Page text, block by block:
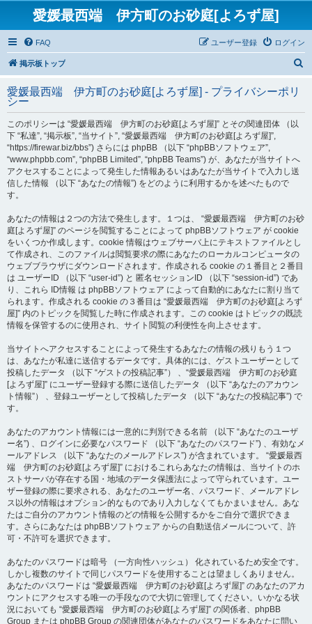
愛媛最西端 伊方町のお砂庭[よろず屋]
FAQ ログイン
ユーザー登録
掲示板トップ
愛媛最西端 伊方町のお砂庭[よろず屋] - プライバシーポリ
シー
このポリシーは “愛媛最西端 伊方町のお砂庭[よろず屋]” とその関連団体 （以
下 “私達”, “掲示板”, “当サイト”, “愛媛最西端 伊方町のお砂庭[よろず屋]”,
“https://firewar.biz/bbs”) さらには phpBB （以下 “phpBBソフトウェア”,
“www.phpbb.com”, “phpBB Limited”, “phpBB Teams”) が、あなたが当サイトへ
アクセスすることによって発生した情報あるいはあなたが当サイトで入力し送
信した情報 （以下 “あなたの情報”) をどのように利用するかを述べたもので
す。
あなたの情報は２つの方法で発生します。１つは、 “愛媛最西端 伊方町のお砂
庭[よろず屋]” のページを閲覧することによって phpBBソフトウェア が cookie
をいくつか作成します。cookie 情報はウェブサーバ上にテキストファイルとし
て作成され、このファイルは閲覧要求の際にあなたのローカルコンピュータの
ウェブブラウザにダウンロードされます。作成される cookie の１番目と２番目
は ユーザーID （以下 “user-id”) と 匿名セッションID （以下 “session-id”) であ
り、これら ID情報 は phpBBソフトウェア によって自動的にあなたに割り当て
られます。作成される cookie の３番目は “愛媛最西端 伊方町のお砂庭[よろず
屋]” 内のトピックを閲覧した時に作成されます。この cookie はトピックの既読
情報を保管するのに使用され、サイト閲覧の利便性を向上させます。
当サイトへアクセスすることによって発生するあなたの情報の残りもう１つ
は、あなたが私達に送信するデータです。具体的には、ゲストユーザーとして
投稿したデータ （以下 “ゲストの投稿記事”） 、“愛媛最西端 伊方町のお砂庭
[よろず屋]” にユーザー登録する際に送信したデータ （以下 “あなたのアカウン
ト情報”） 、登録ユーザーとして投稿したデータ （以下 “あなたの投稿記事”) で
す。
あなたのアカウント情報には一意的に判別できる名前 （以下 “あなたのユーザ
ー名”) 、ログインに必要なパスワード （以下 “あなたのパスワード”) 、有効なメ
ールアドレス （以下 “あなたのメールアドレス”) が含まれています。 “愛媛最西
端 伊方町のお砂庭[よろず屋]” におけるこれらあなたの情報は、当サイトのホ
ストサーバが存在する国・地域のデータ保護法によって守られています。ユー
ザー登録の際に要求される、あなたのユーザー名、パスワード、メールアドレ
ス以外の情報はオプション的なものであり入力しなくてもかまいません。あな
たはご自分のアカウント情報のどの情報を公開するかをご自分で選択できま
す。さらにあなたは phpBBソフトウェア からの自動送信メールについて、許
可・不許可を選択できます。
あなたのパスワードは暗号 （一方向性ハッシュ） 化されているため安全です。
しかし複数のサイトで同じパスワードを使用することは望ましくありません。
あなたのパスワードは “愛媛最西端 伊方町のお砂庭[よろず屋]” のあなたのアカ
ウントにアクセスする唯一の手段なので大切に管理してください。いかなる状
況においても “愛媛最西端 伊方町のお砂庭[よろず屋]” の関係者、phpBB
Group または phpBB Group の関連団体があなたのパスワードをあなたに問い